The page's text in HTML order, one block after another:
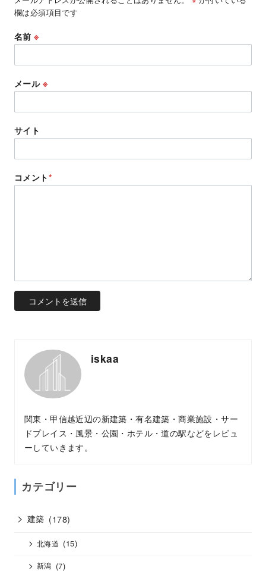
欄は必須項目です
名前※
メール ※
サイト
コメント*
iskaa
関東・甲信越近辺の新建築・有名建築・商業施設・サー
ドプレイス・風景・公園・ホテル・道の駅などをレビュ
ーしていきます。
カテゴリー
建築 (178)
北海道 (15)
新潟 (7)